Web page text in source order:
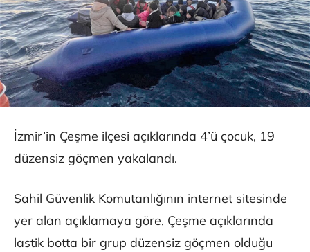
İzmir’in Çeşme ilçesi açıklarında 4’ü çocuk, 19
düzensiz göçmen yakalandı.
Sahil Güvenlik Komutanlığının internet sitesinde
yer alan açıklamaya göre, Çeşme açıklarında
lastik botta bir grup düzensiz göçmen olduğu